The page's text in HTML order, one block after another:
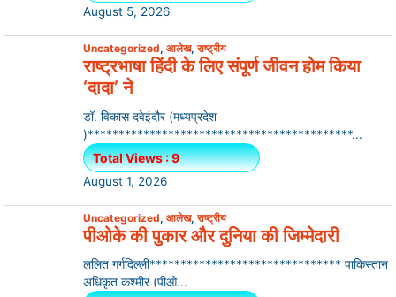
August 5, 2026
Uncategorized, आलेख,राष्ट्रीय
राष्ट्रभाषा हिंदी के लिए संपूर्ण जीवन होम किया
‘दादा’ ने
डॉ. विकास दवेइंदौर (मध्यप्रदेश
)*******************************************...
Total Views : 9
August 1, 2026
Uncategorized, आलेख,राष्ट्रीय
पीओके की पुकार और दुनिया की जिम्मेदारी
ललित गर्गदिल्ली******************************* पाकिस्तान
अधिकृत कश्मीर (पीओ...